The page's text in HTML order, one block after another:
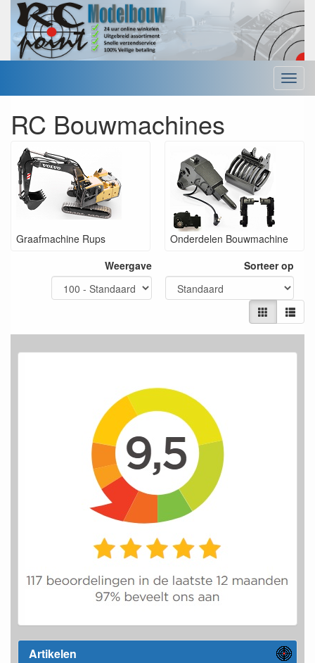
Menu
Artikelen
RC Bouwmachines
Graafmachine Rups
Onderdelen Bouwmachine
Weergave
Sorteer op